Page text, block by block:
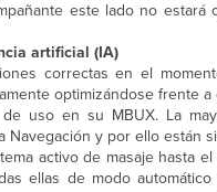
este lado no
artificial (IA)
correctas en el
optimizándose frente
de uso en su MBUX. La
Navegación y por ello están
activo de masaje hasta
ellas de modo